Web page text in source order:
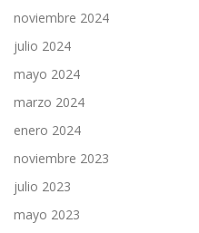
noviembre 2024
julio 2024
mayo 2024
marzo 2024
enero 2024
noviembre 2023
julio 2023
mayo 2023